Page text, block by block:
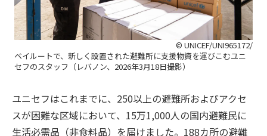
© UNICEF/UNI965172/
ベイルートで、新しく設置された避難所に支援物資を運びこむユニ
セフのスタッフ（レバノン、2026年3月18日撮影）
ユニセフはこれまでに、250以上の避難所およびアクセ
スが困難な区域において、15万1,000人の国内避難民に
生活必需品（非食料品）を届けました。188カ所の避難